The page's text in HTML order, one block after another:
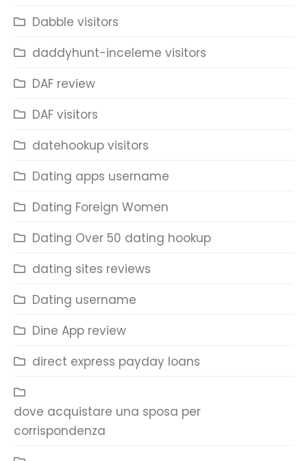
Dabble visitors
daddyhunt-inceleme visitors
DAF review
DAF visitors
datehookup visitors
Dating apps username
Dating Foreign Women
Dating Over 50 dating hookup
dating sites reviews
Dating username
Dine App review
direct express payday loans
dove acquistare una sposa per
corrispondenza